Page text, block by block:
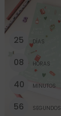
25 DÍAS
08 HORAS
40 MINUTOS
56 SEGUNDOS